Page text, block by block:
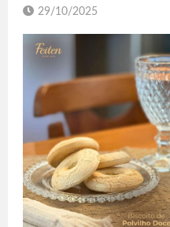
29/10/2025